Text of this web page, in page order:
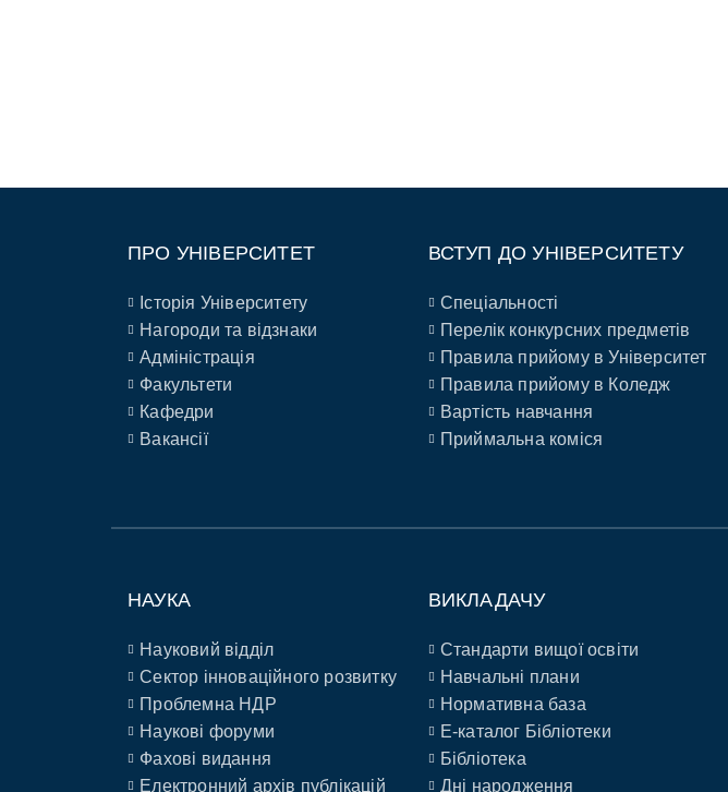
ПРО УНІВЕРСИТЕТ
Історія Університету
Нагороди та відзнаки
Адміністрація
Факультети
Кафедри
Вакансії
ВСТУП ДО УНІВЕРСИТЕТУ
Спеціальності
Перелік конкурсних предметів
Правила прийому в Університет
Правила прийому в Коледж
Вартість навчання
Приймальна коміся
НАУКА
Науковий відділ
Сектор інноваційного розвитку
Проблемна НДР
Наукові форуми
Фахові видання
Електронний архів публікацій
ВИКЛАДАЧУ
Стандарти вищої освіти
Навчальні плани
Нормативна база
E-каталог Бібліотеки
Бібліотека
Дні народження